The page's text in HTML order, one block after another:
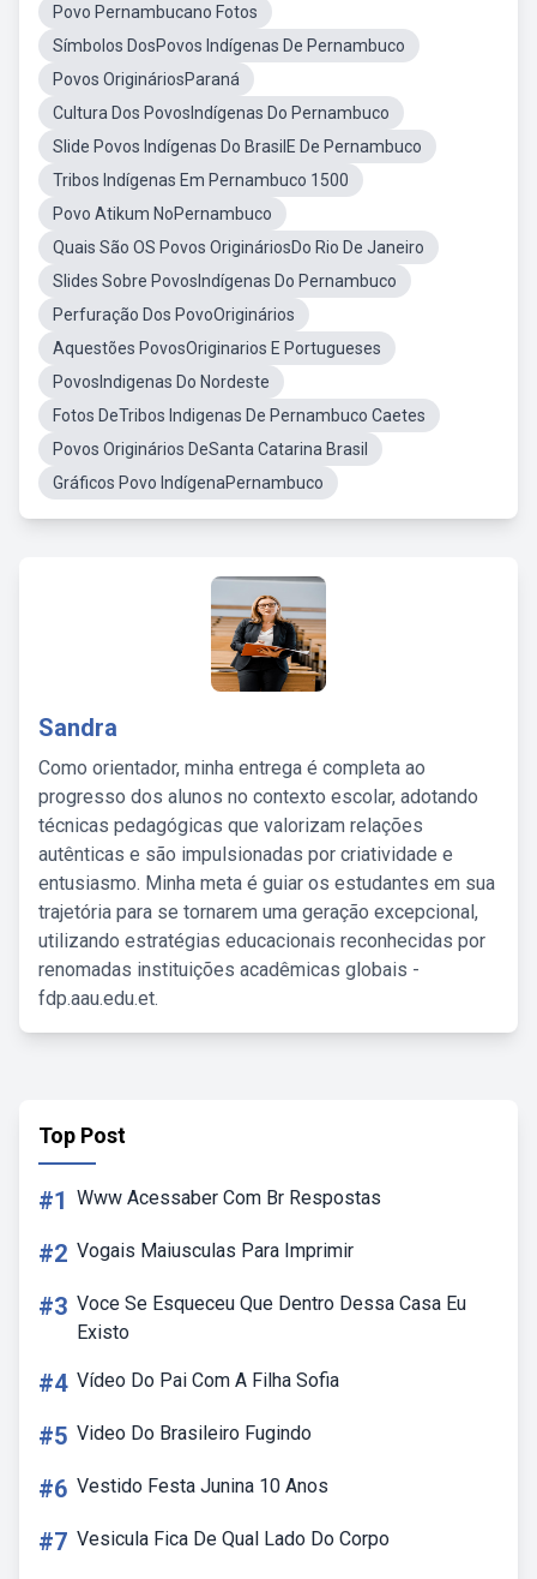
Povo Pernambucano Fotos
Símbolos DosPovos Indígenas De Pernambuco
Povos OrigináriosParaná
Cultura Dos PovosIndígenas Do Pernambuco
Slide Povos Indígenas Do BrasilE De Pernambuco
Tribos Indígenas Em Pernambuco 1500
Povo Atikum NoPernambuco
Quais São OS Povos OrigináriosDo Rio De Janeiro
Slides Sobre PovosIndígenas Do Pernambuco
Perfuração Dos PovoOriginários
Aquestões PovosOriginarios E Portugueses
PovosIndigenas Do Nordeste
Fotos DeTribos Indigenas De Pernambuco Caetes
Povos Originários DeSanta Catarina Brasil
Gráficos Povo IndígenaPernambuco
Sandra
Como orientador, minha entrega é completa ao
progresso dos alunos no contexto escolar, adotando
técnicas pedagógicas que valorizam relações
autênticas e são impulsionadas por criatividade e
entusiasmo. Minha meta é guiar os estudantes em sua
trajetória para se tornarem uma geração excepcional,
utilizando estratégias educacionais reconhecidas por
renomadas instituições acadêmicas globais -
fdp.aau.edu.et.
Top Post
#1 Www Acessaber Com Br Respostas
#2 Vogais Maiusculas Para Imprimir
#3 Voce Se Esqueceu Que Dentro Dessa Casa Eu
Existo
#4 Vídeo Do Pai Com A Filha Sofia
#5 Video Do Brasileiro Fugindo
#6 Vestido Festa Junina 10 Anos
#7 Vesicula Fica De Qual Lado Do Corpo